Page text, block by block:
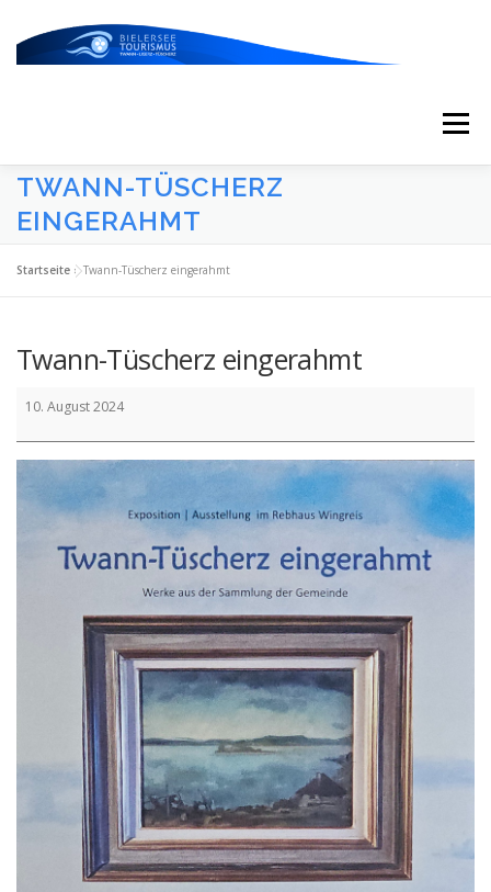
Menü
ESSEN/TRINKEN/SCHLAFEN UNTERWEGS
TWANN-TÜSCHERZ
EINGERAHMT
Startseite »Twann-Tüscherz eingerahmt
Twann-Tüscherz eingerahmt
Tüscherz
eingerahmt
10. August 2024